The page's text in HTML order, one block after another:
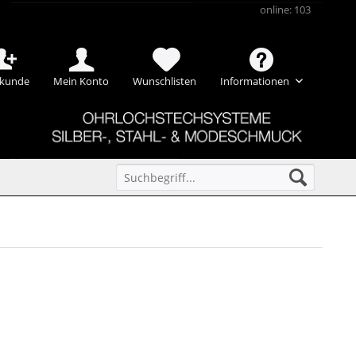
Mein Konto Wunschlisten Informationen
online: 103